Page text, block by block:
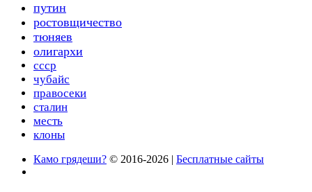
путин
ростовщичество
тюняев
олигархи
ссср
чубайс
правосеки
сталин
месть
клоны
Камо грядеши? © 2016-2026 | Бесплатные сайты